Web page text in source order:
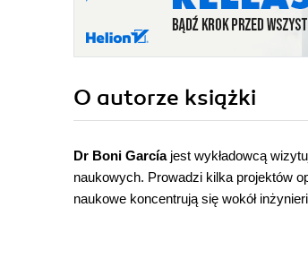
O autorze książki
Dr Boni Garcíajest wykładowcą
naukowych. Prowadzi kilka projektów
naukowe koncentrują się wokół